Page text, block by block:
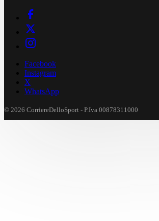
Facebook
Instagram
X
WhatsApp
© 2026 CorriereDelloSport - P.Iva 00878311000